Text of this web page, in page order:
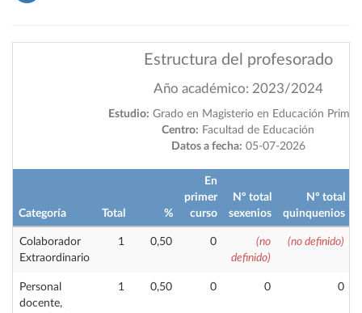
Estructura del profesorado
Año académico: 2023/2024
Estudio: Grado en Magisterio en Educación
Centro: Facultad de Educación
Datos a fecha: 05-07-2026
Categoría Total %
En
primer
curso
Nº total
sexenios
Nº total
quinquenios
Colaborador
Extraordinario
1 0,50 0
(no
definido)
(no definido)
Personal
docente,
1 0,50 0 0 0